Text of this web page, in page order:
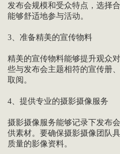
发布会规模和受众特点，选择
能够舒适地参与活动。
3、准备精美的宣传物料
精美的宣传物料能够提升观众
些与发布会主题相符的宣传册
取阅。
4、提供专业的摄影摄像服务
摄影摄像服务能够记录下发布
供素材。要确保摄影摄像团队
质量的影像资料。